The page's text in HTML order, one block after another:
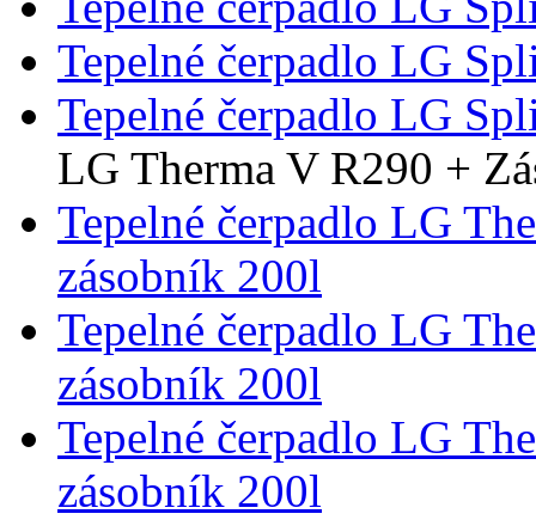
Tepelné čerpadlo LG
Tepelné čerpadlo LG
LG Therma V R290 +
Tepelné čerpadlo LG
zásobník 200l
Tepelné čerpadlo LG
zásobník 200l
Tepelné čerpadlo LG
zásobník 200l